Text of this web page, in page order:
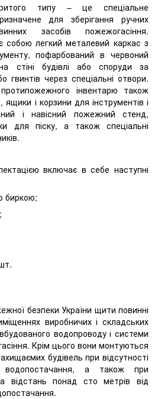
типу – це спеціальне
для зберігання ручних
засобів пожежогасіння.
собою легкий металевий каркас з
пофарбований в червоний
стіні будівлі або споруди за
гвинтів через спеціальні отвори.
інвентарю також
і корзини для інструментів і
і навісний пожежний стенд,
для піску, а також спеціальні
включає в себе наступні
биркою;
безпеки України щити повинні
виробничих і складських
водопроводу і системи
Крім цього вони монтуються
будівель при відсутності
водопостачання, а також при
відстань понад сто метрів від